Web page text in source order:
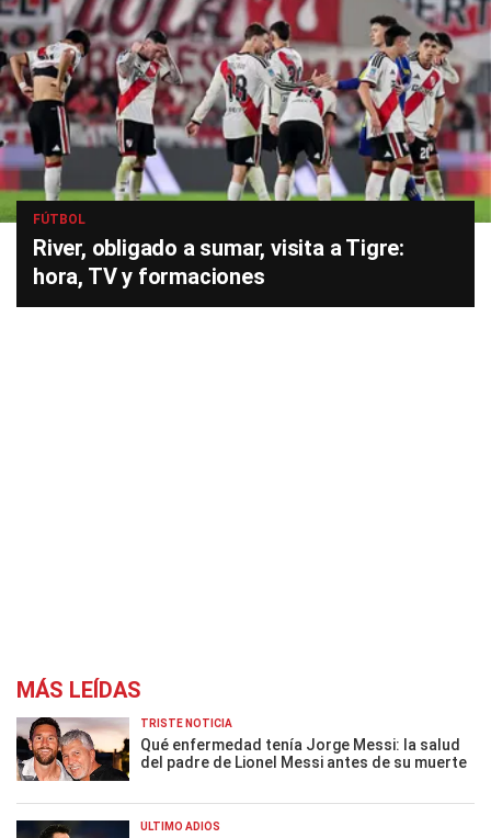
FÚTBOL
River, obligado a sumar, visita a Tigre:
hora, TV y formaciones
MÁS LEÍDAS
TRISTE NOTICIA
Qué enfermedad tenía Jorge Messi: la salud
del padre de Lionel Messi antes de su muerte
ÚLTIMO ADIÓS